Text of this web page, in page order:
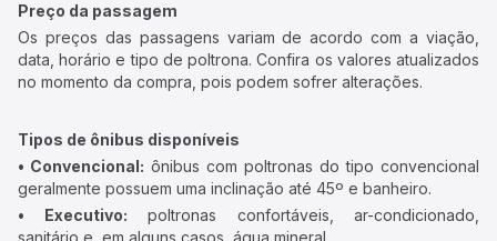
Preço da passagem
Os preços das passagens variam de acordo com a viação,
data, horário e tipo de poltrona. Confira os valores atualizados
no momento da compra, pois podem sofrer alterações.
Tipos de ônibus disponíveis
• Convencional: ônibus com poltronas do tipo convencional
geralmente possuem uma inclinação até 45º e banheiro.
• Executivo: poltronas confortáveis, ar-condicionado,
sanitário e, em alguns casos, água mineral.